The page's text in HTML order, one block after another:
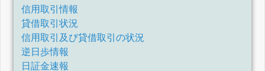
信用取引情報
貸借取引状況
信用取引及び貸借取引の状況
逆日歩情報
日証金速報